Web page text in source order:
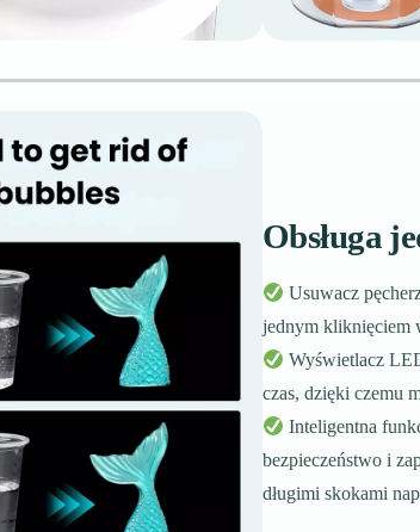
Obsługa
Usuwacz
jednym kliknięciem
Wyświetlacz
czas, dzięki czemu
Inteligentna
bezpieczeństwo i
długimi skokami